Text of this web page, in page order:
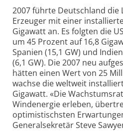
2007 führte Deutschland die
Erzeuger mit einer
Gigawatt an. Es folgten die
um 45 Prozent auf 16,8
Spanien (15,1 GW) und
(6,1 GW). Die 2007 neu
hätten einen Wert von 25
wachse die weltweit
Gigawatt. «Die
Windenergie erleben,
optimistischsten
Generalsekretär Steve